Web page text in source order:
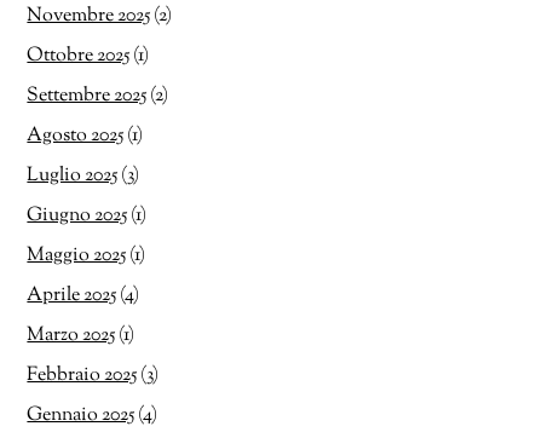
Novembre 2025(2)
Ottobre 2025(1)
Settembre 2025(2)
Agosto 2025(1)
Luglio 2025(3)
Giugno 2025(1)
Maggio 2025(1)
Aprile 2025(4)
Marzo 2025(1)
Febbraio 2025(3)
Gennaio 2025(4)